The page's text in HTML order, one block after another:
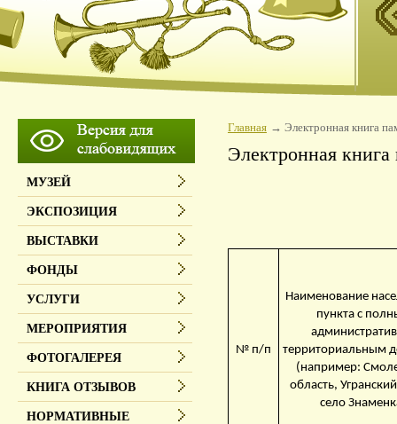
Главная Электронная книга
Электронная книга
№ п/п
Наименование
пункта с
территориальным
(например:
область,
село
МУЗЕЙ
ЭКСПОЗИЦИЯ
ВЫСТАВКИ
ФОНДЫ
УСЛУГИ
МЕРОПРИЯТИЯ
ФОТОГАЛЕРЕЯ
КНИГА ОТЗЫВОВ
НОРМАТИВНЫЕ